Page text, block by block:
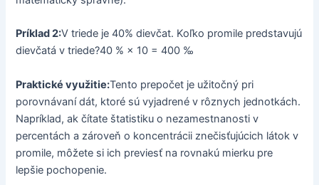
Príklad 2:V triede je 40% dievčat. Koľko promile predstavujú
dievčatá v triede?40 % × 10 = 400 ‰
Praktické využitie:Tento prepočet je užitočný pri
porovnávaní dát, ktoré sú vyjadrené v rôznych jednotkách.
Napríklad, ak čítate štatistiku o nezamestnanosti v
percentách a zároveň o koncentrácii znečisťujúcich látok v
promile, môžete si ich previesť na rovnakú mierku pre
lepšie pochopenie.